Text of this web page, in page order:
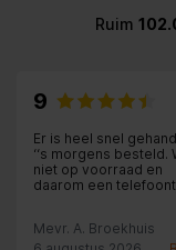
Ruim
9
Er is heel snel
‘‘s morgens besteld.
niet op voorraad en
daarom een
middag bezorgd. De
Mevr. A. Broekhuis